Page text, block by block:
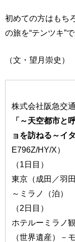
初めての方はもち
の旅を“テンツキ”
（文・望月崇史）
株式会社阪急交
「～天空都市と
ョを訪ねる～イ
E796Z/HY/X）
（1日目）
東京（成田／羽
～ミラノ（泊）
（2日目）
ホテルーミラノ
（世界遺産）－